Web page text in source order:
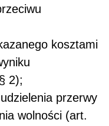
kosztami
2);
przerwy
wolności (art.